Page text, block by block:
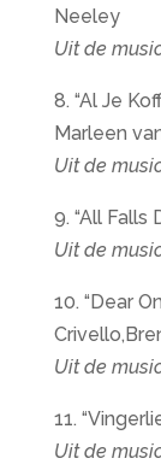
Neeley
Uit de
8. “Al Je
Marleen
Uit de
9. “All Falls
Uit de
10. “Dear
Uit de
11.
Uit de